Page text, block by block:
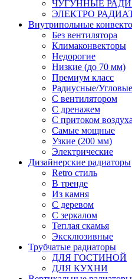
ЧУГУННЫЕ
ЭЛЕКТРО
Внутрипольные
Без вентилятора
Климаконвекторы
Недорогие
Низкие (до 70 мм)
Премиум класс
Радиусные/Угловые
С вентилятором
С дренажем
С притоком воздуха
Самые мощные
Узкие (200 мм)
Электрические
Дизайнерские радиаторы
Retro стиль
В тренде
Из камня
С деревом
С зеркалом
Теплая скамья
Эксклюзивные
Трубчатые радиаторы
ДЛЯ ГОСТИНОЙ
ДЛЯ КУХНИ